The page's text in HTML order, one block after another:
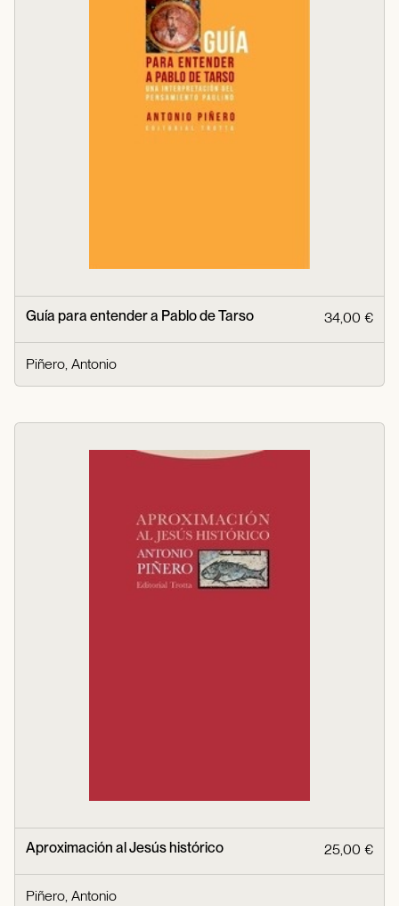
Guía para entender a Pablo de Tarso 34,00 €
Piñero, Antonio
Aproximación al Jesús histórico 25,00 €
Piñero, Antonio